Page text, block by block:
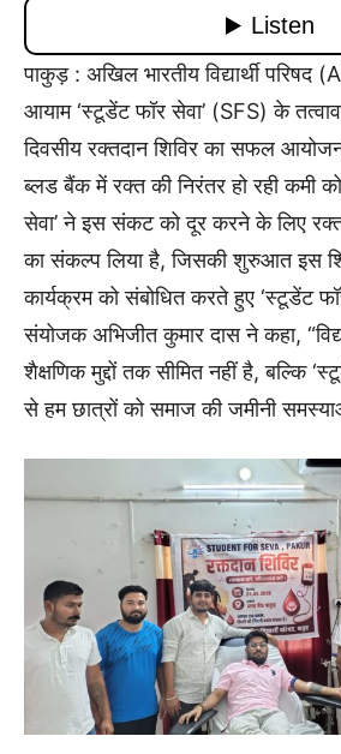
पाकुड़ : अखिल भारतीय विद्यार्थी
आयाम ‘स्टूडेंट फॉर सेवा’ (SFS) के
दिवसीय रक्तदान शिविर का सफल
ब्लड बैंक में रक्त की निरंतर हो रही कमी
सेवा’ ने इस संकट को दूर करने के लिए
का संकल्प लिया है, जिसकी शुरुआत इस
कार्यक्रम को संबोधित करते हुए ‘स्टूडेंट
संयोजक अभिजीत कुमार दास ने कहा,
शैक्षणिक मुद्दों तक सीमित नहीं है, बल्कि
से हम छात्रों को समाज की जमीनी